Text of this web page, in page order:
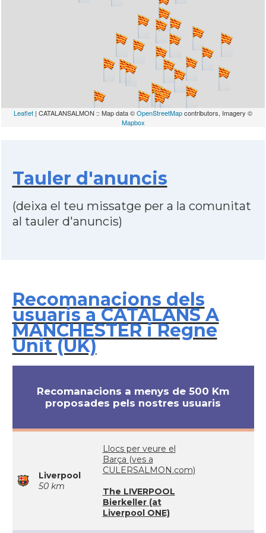
Leaflet | CATALANSALMON :: Map data ©OpenStreetMapcontributors, Imagery ©
Mapbox
Tauler d'anuncis
(deixa el teu missatge per a la comunitat
al tauler d'anuncis)
Recomanacions dels
usuaris a CATALANS A
MANCHESTER i Regne
Unit (UK)
Recomanacions a menys de 500 Km
proposades pels nostres usuaris
Liverpool
50 km
Llocs per veure el
Barça (ves a
CULERSALMON.com)
The LIVERPOOL
Bierkeller (at
Liverpool ONE)